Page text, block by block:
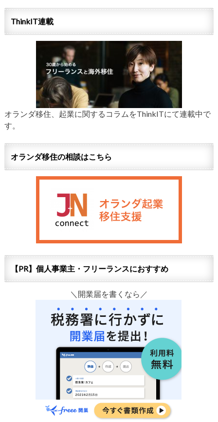
ThinkIT連載
オランダ移住、起業に関するコラムをThinkITにて連載中で
す。
オランダ移住の相談はこちら
【PR】個人事業主・フリーランスにおすすめ
＼開業届を書くなら／